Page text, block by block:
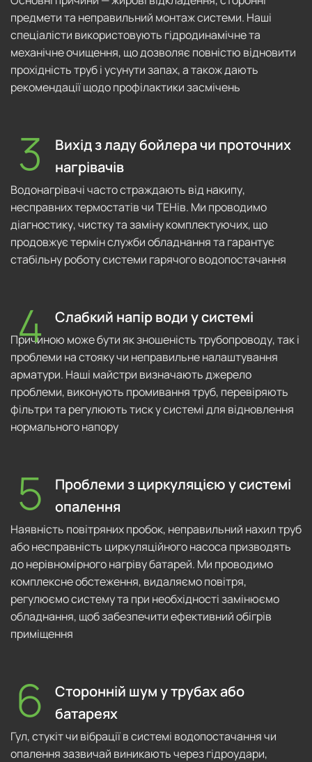
предмети та неправильний монтаж системи. Наші
спеціалісти використовують гідродинамічне та
механічне очищення, що дозволяє повністю відновити
прохідність труб і усунути запах, а також дають
рекомендації щодо профілактики засмічень
Вихід з ладу бойлера чи проточних
нагрівачів
Водонагрівачі часто страждають від накипу,
несправних термостатів чи ТЕНів. Ми проводимо
діагностику, чистку та заміну комплектуючих, що
продовжує термін служби обладнання та гарантує
стабільну роботу системи гарячого водопостачання
Слабкий напір води у системі
Причиною може бути як зношеність трубопроводу, так і
проблеми на стояку чи неправильне налаштування
арматури. Наші майстри визначають джерело
проблеми, виконують промивання труб, перевіряють
фільтри та регулюють тиск у системі для відновлення
нормального напору
Проблеми з циркуляцією у системі
опалення
Наявність повітряних пробок, неправильний нахил труб
або несправність циркуляційного насоса призводять
до нерівномірного нагріву батарей. Ми проводимо
комплексне обстеження, видаляємо повітря,
регулюємо систему та при необхідності замінюємо
обладнання, щоб забезпечити ефективний обігрів
приміщення
Сторонній шум у трубах або
батареях
Гул, стукіт чи вібрації в системі водопостачання чи
опалення зазвичай виникають через гідроудари,